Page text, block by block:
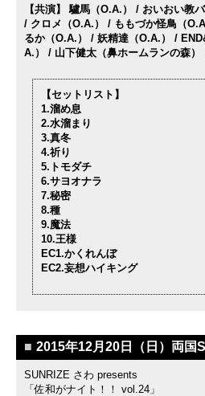
【共演】 驢馬（O.A.） / おいおい教
/ クロメ（O.A.） / ももづか怪鳥（
るか（O.A.） / 妖精達（O.A.） /
A.） / 山下健太（鼻ホームランの森）
【セットリスト】
1.溜め息
2.水溜まり
3.真冬
4.祈り
5.トモダチ
6.サヨオナラ
7.秘密
8.種
9.魔法
10.王様
EC1.かくれんぼ
EC2.妄想ハイキング
■ 2015年12月20日（日）両国
SUNRIZE さわ presents
「佐和がナイト！！ vol.24」